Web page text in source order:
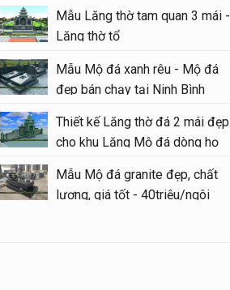
Mẫu Mộ đá Kim Tĩnh – Mộ đá
Khu Lăng Mộ đá gia đình gồm
dựng?
Mẫu Lăng thờ tam quan 3 mái -
Lăng thờ tổ
Mẫu Mộ đá xanh rêu - Mộ đá
đẹp bán chạy tại Ninh Bình
Thiết kế Lăng thờ đá 2 mái đẹp
cho khu Lăng Mộ đá dòng họ
Mẫu Mộ đá granite đẹp, chất
lượng, giá tốt - 40triệu/ngôi